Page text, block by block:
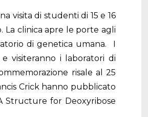
visita di studenti di 15 e 16
La clinica apre le porte agli
di genetica umana. I
visiteranno i laboratori di
risale al 25
Crick hanno pubblicato
Structure for Deoxyribose